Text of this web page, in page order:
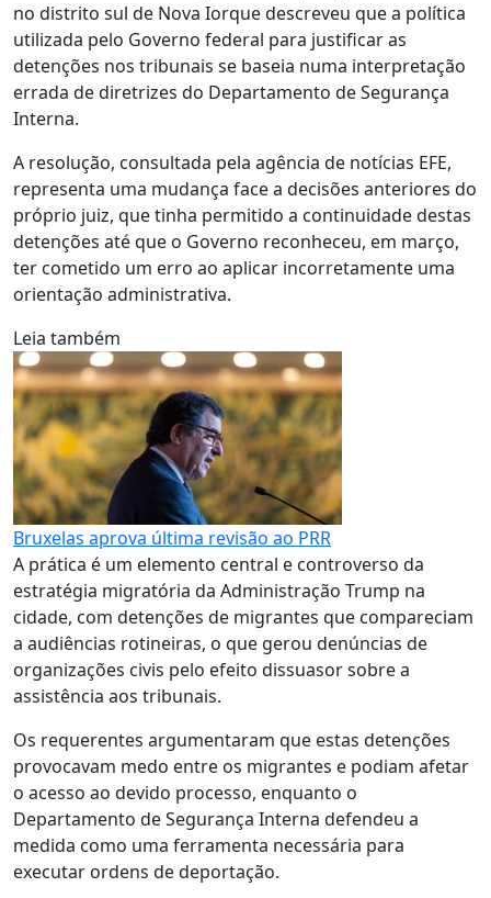
no distrito sul de Nova Iorque descreveu que a política
utilizada pelo Governo federal para justificar as
detenções nos tribunais se baseia numa interpretação
errada de diretrizes do Departamento de Segurança
Interna.
A resolução, consultada pela agência de notícias EFE,
representa uma mudança face a decisões anteriores do
próprio juiz, que tinha permitido a continuidade destas
detenções até que o Governo reconheceu, em março,
ter cometido um erro ao aplicar incorretamente uma
orientação administrativa.
Leia também
Bruxelas aprova última revisão ao PRR
A prática é um elemento central e controverso da
estratégia migratória da Administração Trump na
cidade, com detenções de migrantes que compareciam
a audiências rotineiras, o que gerou denúncias de
organizações civis pelo efeito dissuasor sobre a
assistência aos tribunais.
Os requerentes argumentaram que estas detenções
provocavam medo entre os migrantes e podiam afetar
o acesso ao devido processo, enquanto o
Departamento de Segurança Interna defendeu a
medida como uma ferramenta necessária para
executar ordens de deportação.